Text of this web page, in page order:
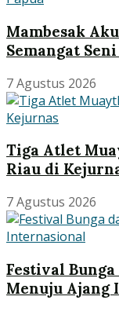
Mambesak
Semangat
7 Agustus 2026
Tiga Atlet
Riau di
7 Agustus 2026
Festival
Menuju Ajang